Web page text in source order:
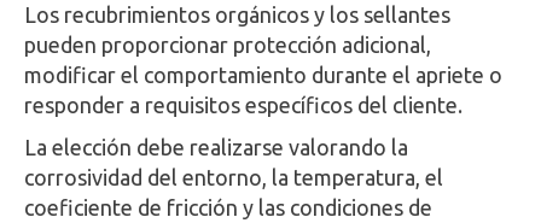
Los recubrimientos orgánicos y los sellantes
pueden proporcionar protección adicional,
modificar el comportamiento durante el apriete o
responder a requisitos específicos del cliente.
La elección debe realizarse valorando la
corrosividad del entorno, la temperatura, el
coeficiente de fricción y las condiciones de